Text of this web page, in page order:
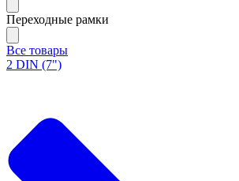
Переходные рамки
Все товары
2 DIN (7")